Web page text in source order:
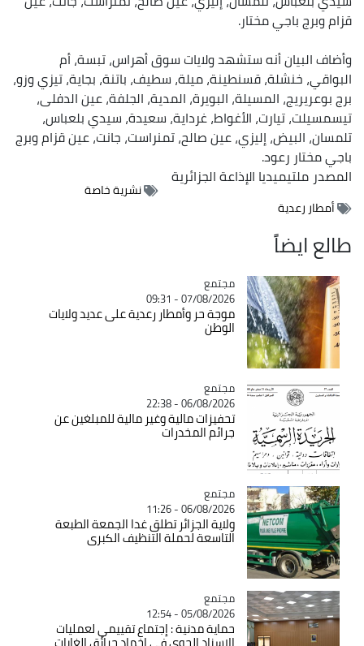
قزام وبرج باجي مختار.
وأضاف البيان أنه ستشهد ولايات سوق أهراس، تبسة، أم
البواقي، خنشلة، قسنطينة، ميلة، سطيف، باتنة، بجاية، تيزي وزو،
برج بوعريريج، المسيلة، البويرة، المدية، الجلفة، عين الدفلى،
تيسمسيلت، تيارت، الأغواط، غرداية، سعيدة، سيدي بلعباس،
تلمسان، البيض، إليزي، عين صالح، تمنراست، جانت، عين قزام وبرج
باجي مختار رعود.
المصدرملتيميديا الإذاعة الجزائرية
نشرية خاصة
أمطار رعدية
طالع ايضاً
Catégorie
مجتمع
07/08/2026 - 09:31
موجة حر وأمطار رعدية على عديد ولايات
الوطن
Catégorie
مجتمع
06/08/2026 - 22:38
تحفيزات مالية وغير مالية للمبلغين عن
جرائم المخدرات
Catégorie
مجتمع
06/08/2026 - 11:26
ولاية الجزائر تطلق غدا الجمعة الطبعة
التاسعة لحملة التنظيف الكبرى
Catégorie
مجتمع
05/08/2026 - 12:54
حماية مدنية : إجتماع تقييمي لعمليات